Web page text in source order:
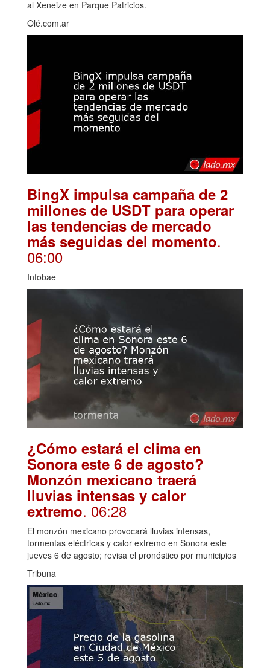
al Xeneize en Parque Patricios.
Olé.com.ar
BingX impulsa campaña de 2
millones de USDT para operar
las tendencias de mercado
más seguidas del momento.
06:00
Infobae
¿Cómo estará el clima en
Sonora este 6 de agosto?
Monzón mexicano traerá
lluvias intensas y calor
extremo. 06:28
El monzón mexicano provocará lluvias intensas,
tormentas eléctricas y calor extremo en Sonora este
jueves 6 de agosto; revisa el pronóstico por municipios
Tribuna